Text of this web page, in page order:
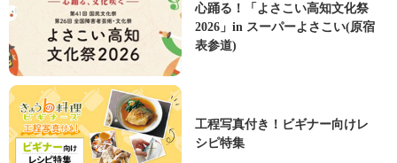
心踊る！「よさこい高知文化祭
2026」in スーパーよさこい(原宿
表参道)
工程写真付き！ビギナー向けレ
シピ特集